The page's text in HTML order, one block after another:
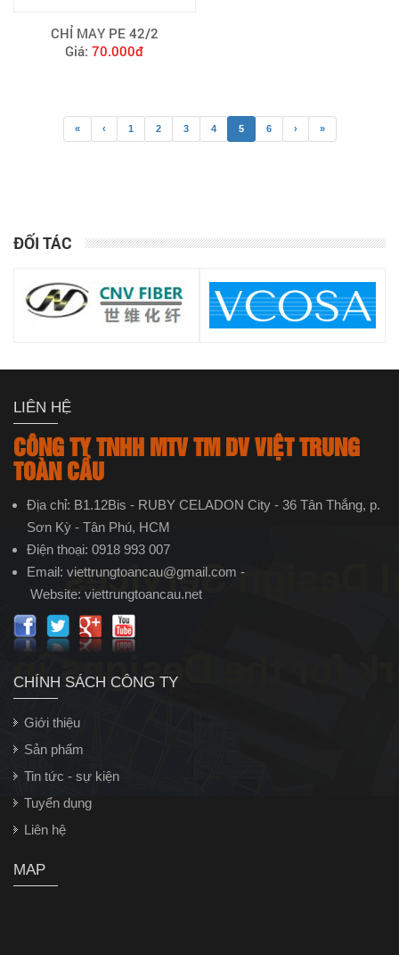
CHỈ MAY PE 42/2
Giá:70.000đ
« ‹ 1 2 3 4 5 6 › »
ĐỐI TÁC
LIÊN HỆ
CÔNG TY TNHH MTV TM DV VIỆT TRUNG
TOÀN CẦU
Địa chỉ: B1.12Bis - RUBY CELADON City - 36 Tân Thắng, p.
Sơn Kỳ - Tân Phú, HCM
Điện thoại: 0918 993 007
Email: viettrungtoancau@gmail.com -
Website: viettrungtoancau.net
CHÍNH SÁCH CÔNG TY
Giới thiệu
Sản phẩm
Tin tức - sự kiện
Tuyển dụng
Liên hệ
MAP